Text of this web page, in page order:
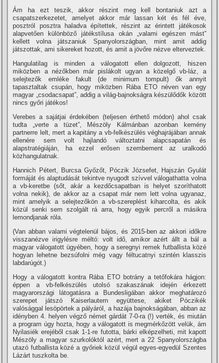
Ám ha ezt teszik, akkor részint meg kell bontaniuk azt a
csapatszerkezetet, amelyet akkor már lassan két és fél éve,
posztról posztra haladva épí­tettek, részint az érintett játékosok
alapvetően különböző játékstí­lusa okán „valami egészen mást”
kellett volna játszaniuk Spanyolországban, mint amit addig
játszottak, ami sikereket hozott, és amit a jövőre nézve elterveztek.
Hangulatilag is minden a válogatott ellen dolgozott, hiszen
miközben a nézőkben már pislákolt ugyan a közelgő vb-láz, a
selejtezők emléke fakult (de minimum tompult) ők annyit
tapasztaltak csupán, hogy miközben Rába ETO néven van egy
magyar „csodacsapat”, addig a világ-bajnokságra készülődők között
nincs győri játékos!
Verebes a sajátjai érdekében (teljesen érthető módon) ahol csak
tudta „verte a tüzet”, Mészöly Kálmánban azonban kemény
partnerre lelt, mert a kapitány a vb-felkészülés véghajrájában annak
ellenére sem volt hajlandó változtatni alapcsapatán és
alapstratégiáján, ha ezzel erősen szembement az uralkodó
közhangulatnak.
Hannich Pétert, Burcsa Győzőt, Póczik Józsefet, Hajszán Gyulát
formáját és alaptudását tekintve nyugodt szí­vvel válogathatta volna
a vb-keretbe (sőt, akár a kezdőcsapatban is helyet szorí­thatott
volna nekik), de akkor az a csapat már nem lett volna ugyanaz,
mint amelyik a selejtezőkön a vb-szereplést kiharcolta, és akik
közül senki sem szolgált rá arra, hogy egyik percről a másikra
lemondjanak róla.
(Van abban valami végtelenül bájos, és 2015-ben az akkori időkre
visszanézve irigylésre méltó: volt idő, amikor azért állt a bál a
magyar válogatott ügyében, hogy a seregnyi remek futballista közé
hogyan lehetne bezsúfolni még vagy féltucatnyi szintén klasszis
labdarúgót.)
Hogy a válogatott kontra Rába ETO botrány a tetőfokára hágjon:
éppen a vb-felkészülés utolsó szakaszának idején érkezett
magyarországi látogatásra a Bundesligában akkor meghatározó
szerepet játszó Kaiserlautern együttese, akiket Póczikék
valósággal lesöpörtek a pályáról, a hazája bajnokságában, abban az
idényben 4. helyen végző német gárdát 7-0-ra (!) verték, és miután
a program úgy hozta, hogy a válogatott is megmérkőzött velük, ám
Nyilasiék erejéből csak 1-1-re futotta, bárki elképzelheti, mit kapott
Mészöly a magyar szurkolóktól azért, mert a 22 Spanyolországba
utazó futballista közé a győriek közül végül egyes-egyedül Szentes
Lázárt tuszkolta be.